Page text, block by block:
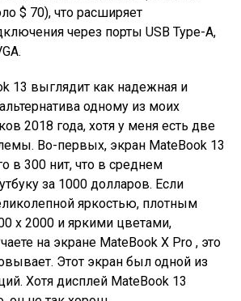
$ 70), что расширяет
через порты USB Type-A,
13 выглядит как надежная и
одному из моих
2018 года, хотя у меня есть две
Во-первых, экран MateBook 13
в 300 нит, что в среднем
за 1000 долларов. Если
яркостью, плотным
x 2000 и яркими цветами,
на экране MateBook X Pro , это
Этот экран был одной из
Хотя дисплей MateBook 13